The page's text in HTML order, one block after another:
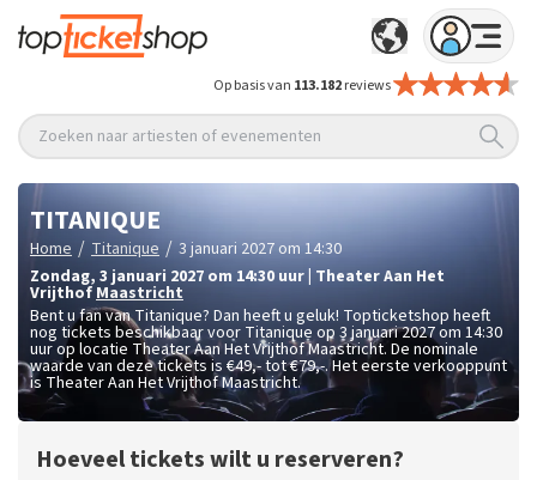
Op basis van 113.182reviews
Zoeken naar artiesten of evenementen
TITANIQUE
Home / Titanique / 3 januari 2027 om 14:30
zondag, 3 januari 2027 om 14:30 uur Theater Aan Het
VrijthofMaastricht
Bent u fan van Titanique? Dan heeft u geluk! Topticketshop heeft
nog tickets beschikbaar voor Titanique op 3 januari 2027 om 14:30
uur op locatie Theater Aan Het Vrijthof Maastricht. De nominale
waarde van deze tickets is €49,- tot €79,-. Het eerste verkooppunt
is Theater Aan Het Vrijthof Maastricht.
Hoeveel tickets wilt u reserveren?